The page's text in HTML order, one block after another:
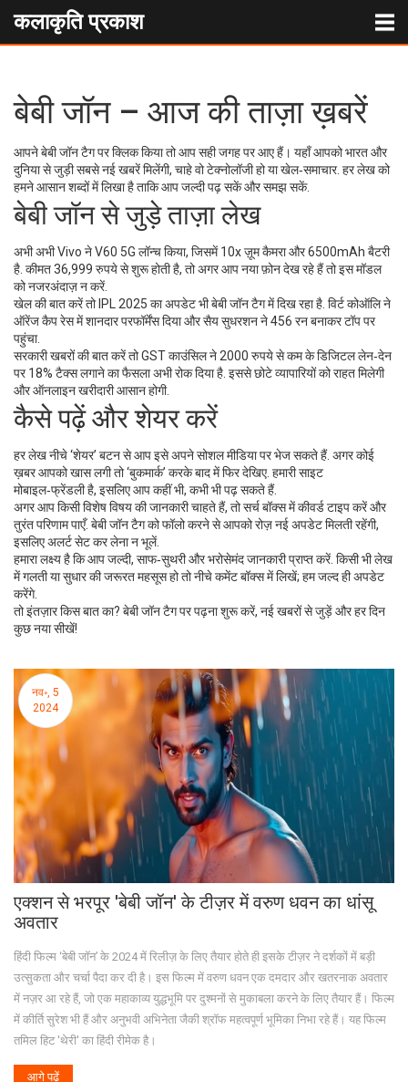
कलाकृति प्रकाश
बेबी जॉन – आज की ताज़ा ख़बरें
आपने बेबी जॉन टैग पर क्लिक किया तो आप सही जगह पर आए हैं। यहाँ आपको भारत और
दुनिया से जुड़ी सबसे नई खबरें मिलेंगी, चाहे वो टेक्नोलॉजी हो या खेल‑समाचार. हर लेख को
हमने आसान शब्दों में लिखा है ताकि आप जल्दी पढ़ सकें और समझ सकें.
बेबी जॉन से जुड़े ताज़ा लेख
अभी अभी Vivo ने V60 5G लॉन्च किया, जिसमें 10x ज़ूम कैमरा और 6500mAh बैटरी
है. कीमत 36,999 रुपये से शुरू होती है, तो अगर आप नया फ़ोन देख रहे हैं तो इस मॉडल
को नजरअंदाज़ न करें.
खेल की बात करें तो IPL 2025 का अपडेट भी बेबी जॉन टैग में दिख रहा है. विर्ट कोऑलि ने
ऑरेंज कैप रेस में शानदार परफॉर्मेंस दिया और सैय सुधरशन ने 456 रन बनाकर टॉप पर
पहुंचा.
सरकारी खबरों की बात करें तो GST काउंसिल ने 2000 रुपये से कम के डिजिटल लेन‑देन
पर 18% टैक्स लगाने का फैसला अभी रोक दिया है. इससे छोटे व्यापारियों को राहत मिलेगी
और ऑनलाइन खरीदारी आसान होगी.
कैसे पढ़ें और शेयर करें
हर लेख नीचे ‘शेयर’ बटन से आप इसे अपने सोशल मीडिया पर भेज सकते हैं. अगर कोई
ख़बर आपको खास लगी तो ‘बुकमार्क’ करके बाद में फिर देखिए. हमारी साइट
मोबाइल‑फ्रेंडली है, इसलिए आप कहीं भी, कभी भी पढ़ सकते हैं.
अगर आप किसी विशेष विषय की जानकारी चाहते हैं, तो सर्च बॉक्स में कीवर्ड टाइप करें और
तुरंत परिणाम पाएँ. बेबी जॉन टैग को फॉलो करने से आपको रोज़ नई अपडेट मिलती रहेंगी,
इसलिए अलर्ट सेट कर लेना न भूलें.
हमारा लक्ष्य है कि आप जल्दी, साफ‑सुथरी और भरोसेमंद जानकारी प्राप्त करें. किसी भी लेख
में गलती या सुधार की जरूरत महसूस हो तो नीचे कमेंट बॉक्स में लिखें; हम जल्द ही अपडेट
करेंगे.
तो इंतज़ार किस बात का? बेबी जॉन टैग पर पढ़ना शुरू करें, नई खबरों से जुड़ें और हर दिन
कुछ नया सीखें!
नव॰, 5
2024
एक्शन से भरपूर 'बेबी जॉन' के टीज़र में वरुण धवन का धांसू
अवतार
हिंदी फिल्म ‘बेबी जॉन’ के 2024 में रिलीज़ के लिए तैयार होते ही इसके टीज़र ने दर्शकों में बड़ी
उत्सुकता और चर्चा पैदा कर दी है। इस फिल्म में वरुण धवन एक दमदार और खतरनाक अवतार
में नज़र आ रहे हैं, जो एक महाकाव्य युद्धभूमि पर दुश्मनों से मुकाबला करने के लिए तैयार हैं। फिल्म
में कीर्ति सुरेश भी हैं और अनुभवी अभिनेता जैकी श्रॉफ महत्वपूर्ण भूमिका निभा रहे हैं। यह फिल्म
तमिल हिट 'थेरी' का हिंदी रीमेक है।
आगे पढ़ें